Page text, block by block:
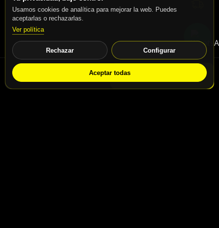
Usamos cookies de analítica para mejorar la web. Puedes
aceptarlas o rechazarlas.
Ver política
Rechazar Configurar
Aceptar todas